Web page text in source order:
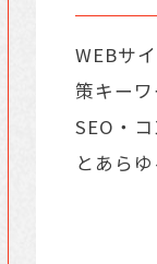
WEBサ
策キー
SEO・
とあら